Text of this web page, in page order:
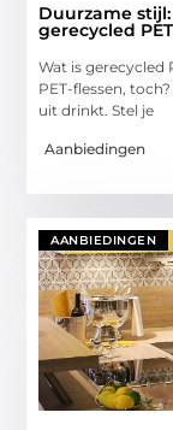
Duurzame
gerecycled
Wat is gerecycled
PET-flessen,
uit drinkt. Stel je
Aanbiedingen
AANBIEDINGEN